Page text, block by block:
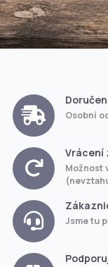
Osobní
Vrácení
Možnost
Jsme tu